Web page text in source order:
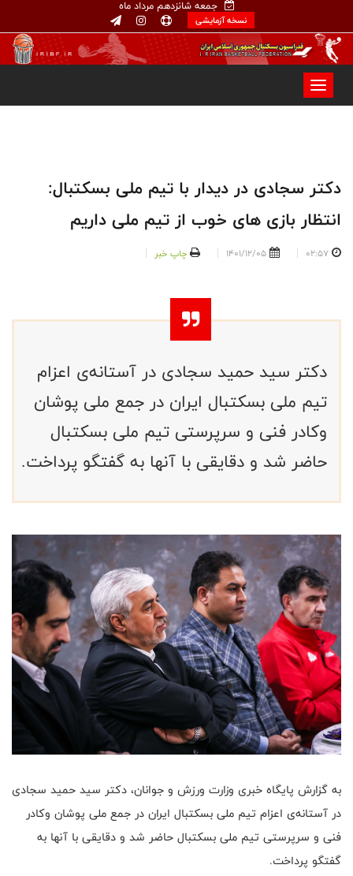
جمعه شانزدهم مرداد ماه
نسخه آزمایشی
دکتر سجادی در دیدار با تیم ملی بسکتبال:
انتظار بازی های خوب از تیم ملی داریم
02:57
1401/12/05 چاپ خبر
دکتر سید حمید سجادی در آستانه‌ی اعزام
تیم ملی بسکتبال ایران در جمع ملی پوشان
وکادر فنی و سرپرستی تیم ملی بسکتبال
حاضر شد و دقایقی با آنها به گفتگو پرداخت.
به گزارش پایگاه خبری وزارت ورزش و جوانان، دکتر سید حمید سجادی
در آستانه‌ی اعزام تیم ملی بسکتبال ایران در جمع ملی پوشان وکادر
فنی و سرپرستی تیم ملی بسکتبال حاضر شد و دقایقی با آنها به
گفتگو پرداخت.